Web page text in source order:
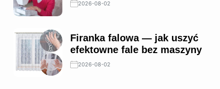
2026-08-02
Firanka falowa — jak uszyć
efektowne fale bez maszyny
2026-08-02